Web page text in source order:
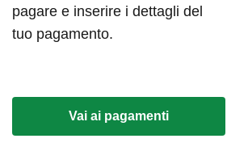
pagare e inserire i dettagli del
tuo pagamento.
Vai ai pagamenti